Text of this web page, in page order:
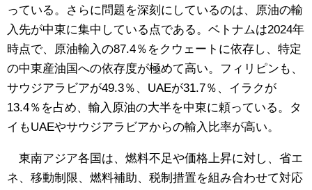
っている。さらに問題を深刻にしているのは、原油の輸
入先が中東に集中している点である。ベトナムは2024年
時点で、原油輸入の87.4％をクウェートに依存し、特定
の中東産油国への依存度が極めて高い。フィリピンも、
サウジアラビアが49.3％、UAEが31.7％、イラクが
13.4％を占め、輸入原油の大半を中東に頼っている。タ
イもUAEやサウジアラビアからの輸入比率が高い。
東南アジア各国は、燃料不足や価格上昇に対し、省エ
ネ、移動制限、燃料補助、税制措置を組み合わせて対応